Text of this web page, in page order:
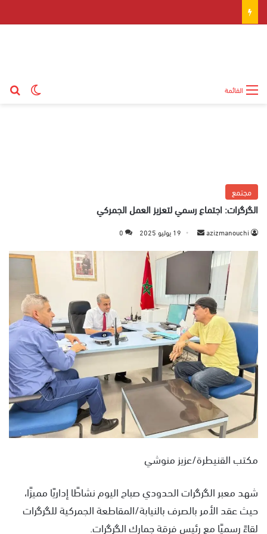
القائمة
مجتمع
الگرگرات: اجتماع رسمي لتعزيز العمل الجمركي
azizmanouchi
ر
ي
د
ا
إ
ل
ك
ت
ر
و
ي
19 يوليو 2025 0
مكتب القنيطرة/عزيز منوشي
شهد معبر الگرگرات الحدودي صباح اليوم نشاطًا إداريًا مميزًا،
حيث عقد الأمر بالصرف بالنيابة/المقاطعة الجمركية للگرگرات
لقاءً رسميًا مع رئيس فرقة جمارك الگرگرات.